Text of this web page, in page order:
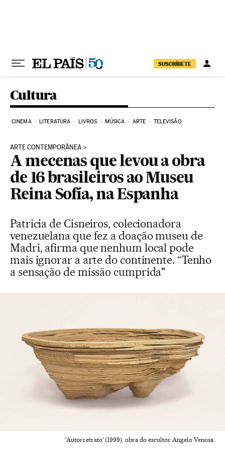
SUSCRÍBETE
Cultura
CINEMA LITERATURA LIVROS MÚSICA ARTE TELEVISÃO
ARTE CONTEMPORÂNEA
A mecenas que levou a obra
de 16 brasileiros ao Museu
Reina Sofía, na Espanha
Patricia de Cisneiros, colecionadora
venezuelana que fez a doação museu de
Madri, afirma que nenhum local pode
mais ignorar a arte do continente. “Tenho
a sensação de missão cumprida"
'Autorretrato' (1999), obra do escultor Angelo Venosa.